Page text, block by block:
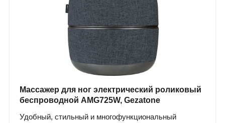
Массажер для ног электрический роликовый
беспроводной AMG725W, Gezatone
Удобный, стильный и многофункциональный